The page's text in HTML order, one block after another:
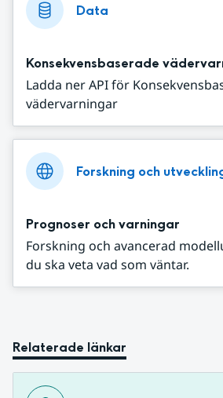
Data
Konsekvensbaserade
Ladda ner API för
vädervarningar
Forskning och
Prognoser och varningar
Forskning och avancerad
du ska veta vad som väntar.
Relaterade länkar